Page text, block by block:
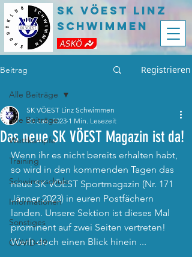
SK VÖEST LInz
Schwimmen
Beitrag Registrieren
Alle Beiträge
Wettkämpfe
Training
Schwimmschule
Informationen
Sonstiges
COVID-19
Alle Beiträge
Das neue SK VÖEST Magazin ist da!
SK VÖEST Linz Schwimmen
30. Jan. 2023 1 Min. Lesezeit
Wenn ihr es nicht bereits erhalten habt,
so wird in den kommenden Tagen das
neue SK VÖEST Sportmagazin (Nr. 171
Jänner 2023) in euren Postfächern
landen. Unsere Sektion ist dieses Mal
prominent auf zwei Seiten vertreten!
Werft doch einen Blick hinein ...